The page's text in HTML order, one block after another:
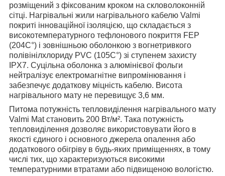
розміщений з фіксованим кроком на скловолоконній
сітці. Нагрівальні жили нагрівального кабелю Valmi
покриті інноваційної ізоляцією, що складається з
високотемпературного тефлонового покриття FEP
(204C°) і зовнішньою оболонкою з вогнетривкого
полівінілхлориду PVC (105C°) зі ступенем захисту
IPX7. Суцільна оболонка з алюмінієвої фольги
нейтралізує електромагнітне випромінювання і
забезпечує додаткову міцність кабелю. Висота
нагрівального мату не перевищує 3,6 мм.
Питома потужність тепловиділення нагрівального мату
Valmi Mat становить 200 Вт/м². Така потужність
тепловиділення дозволяє використовувати його в
якості єдиного і основного джерела опалення або
додаткового обігріву в будь-яких приміщеннях, в тому
числі тих, що характеризуються високими
температурними втратами або підвищеною вологістю.